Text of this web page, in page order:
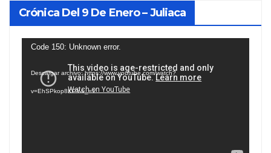
Crónica Del 9 De Enero – Juliaca
Reproductor
vídeo
Code 150: Unknown error.
Descargar archivo: https://www.youtube.com/watch?
v=EhSPkop8KPY&_=1